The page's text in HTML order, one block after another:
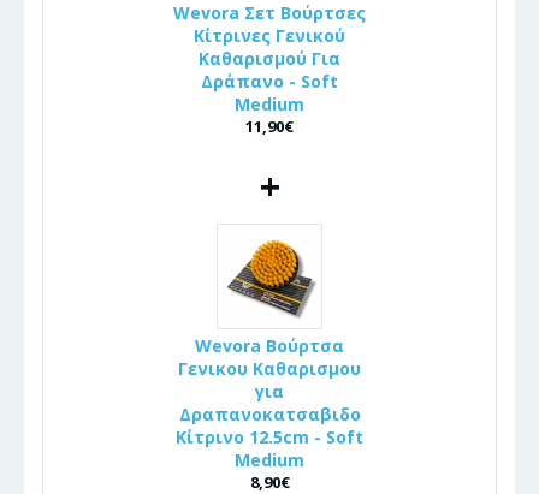
Wevora Σετ Βούρτσες
Κίτρινες Γενικού
Καθαρισμού Για
Δράπανο - Soft
Medium
11,90€
+
Wevora Βούρτσα
Γενικου Καθαρισμου
για
Δραπανοκατσαβιδο
Κίτρινο 12.5cm - Soft
Medium
8,90€